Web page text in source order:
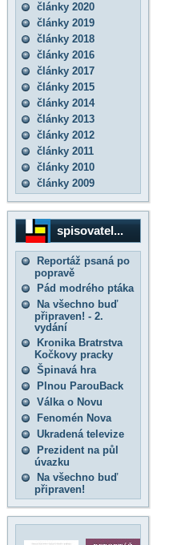
články 2020
články 2019
články 2018
články 2016
články 2017
články 2015
články 2014
články 2013
články 2012
články 2011
články 2010
články 2009
spisovatel...
Reportáž psaná po
popravě
Pád modrého ptáka
Na všechno buď
připraven! - 2.
vydání
Kronika Bratrstva
Kočkovy pracky
Špinavá hra
Plnou ParouBack
Válka o Novu
Fenomén Nova
Ukradená televize
Prezident na půl
úvazku
Na všechno buď
připraven!